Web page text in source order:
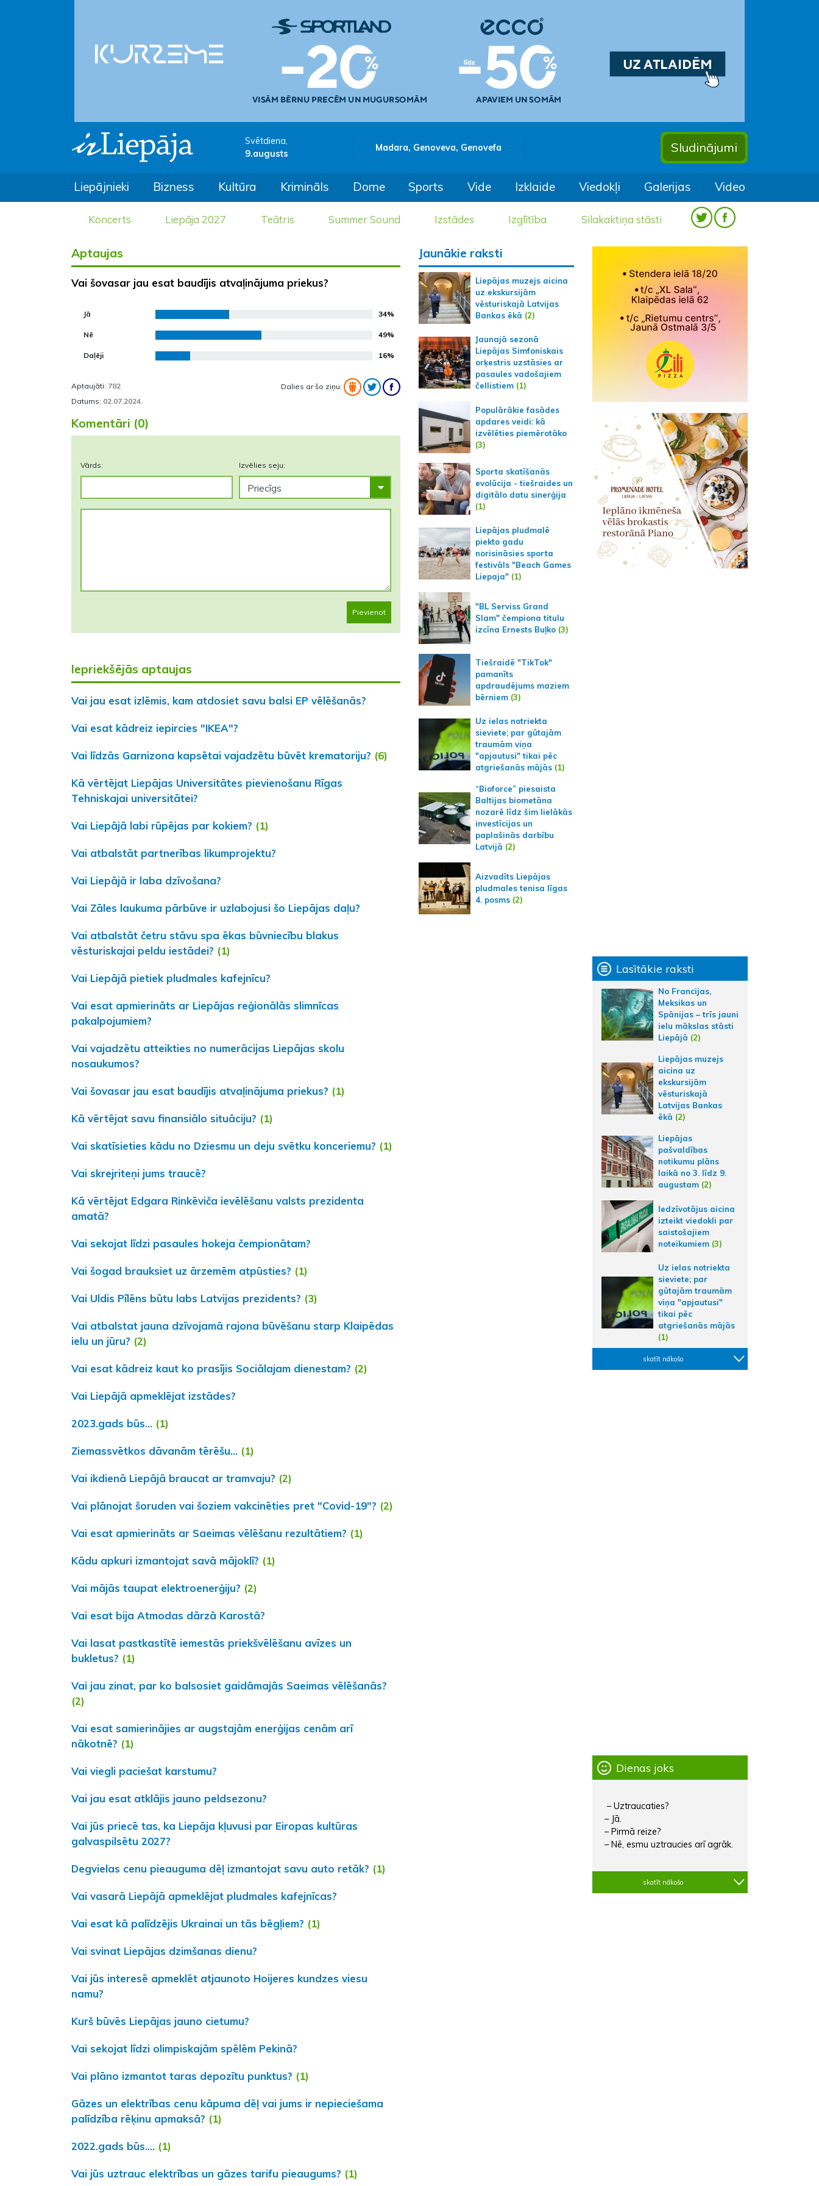
Svētdiena,
9.augusts
Madara, Genoveva, Genovefa Sludinājumi
Liepājnieki Bizness Kultūra Krimināls Dome Sports Vide Izklaide Viedokļi Galerijas Video
Koncerts Liepāja 2027 Teātris Summer Sound Izstādes Izglītība Silakaktiņa stāsti
Aptaujas
Vai šovasar jau esat baudījis atvaļinājuma priekus?
Jā 34%
Nē 49%
Daļēji 16%
Aptaujāti: 782
Dalies ar šo ziņu:
Datums: 02.07.2024.
Komentāri (0)
Vārds: Izvēlies seju:
Pievienot
Iepriekšējās aptaujas
Vai jau esat izlēmis, kam atdosiet savu balsi EP vēlēšanās?
Vai esat kādreiz iepircies "IKEA"?
Vai līdzās Garnizona kapsētai vajadzētu būvēt krematoriju? (6)
Kā vērtējat Liepājas Universitātes pievienošanu Rīgas
Tehniskajai universitātei?
Vai Liepājā labi rūpējas par kokiem? (1)
Vai atbalstāt partnerības likumprojektu?
Vai Liepājā ir laba dzīvošana?
Vai Zāles laukuma pārbūve ir uzlabojusi šo Liepājas daļu?
Vai atbalstāt četru stāvu spa ēkas būvniecību blakus
vēsturiskajai peldu iestādei? (1)
Vai Liepājā pietiek pludmales kafejnīcu?
Vai esat apmierināts ar Liepājas reģionālās slimnīcas
pakalpojumiem?
Vai vajadzētu atteikties no numerācijas Liepājas skolu
nosaukumos?
Vai šovasar jau esat baudījis atvaļinājuma priekus? (1)
Kā vērtējat savu finansiālo situāciju? (1)
Vai skatīsieties kādu no Dziesmu un deju svētku konceriemu? (1)
Vai skrejriteņi jums traucē?
Kā vērtējat Edgara Rinkēviča ievēlēšanu valsts prezidenta
amatā?
Vai sekojat līdzi pasaules hokeja čempionātam?
Vai šogad brauksiet uz ārzemēm atpūsties? (1)
Vai Uldis Pīlēns būtu labs Latvijas prezidents? (3)
Vai atbalstat jauna dzīvojamā rajona būvēšanu starp Klaipēdas
ielu un jūru? (2)
Vai esat kādreiz kaut ko prasījis Sociālajam dienestam? (2)
Vai Liepājā apmeklējat izstādes?
2023.gads būs... (1)
Ziemassvētkos dāvanām tērēšu... (1)
Vai ikdienā Liepājā braucat ar tramvaju? (2)
Vai plānojat šoruden vai šoziem vakcinēties pret "Covid-19"? (2)
Vai esat apmierināts ar Saeimas vēlēšanu rezultātiem? (1)
Kādu apkuri izmantojat savā mājoklī? (1)
Vai mājās taupat elektroenerģiju? (2)
Vai esat bija Atmodas dārzā Karostā?
Vai lasat pastkastītē iemestās priekšvēlēšanu avīzes un
bukletus? (1)
Vai jau zinat, par ko balsosiet gaidāmajās Saeimas vēlēšanās?
(2)
Vai esat samierinājies ar augstajām enerģijas cenām arī
nākotnē? (1)
Vai viegli paciešat karstumu?
Vai jau esat atklājis jauno peldsezonu?
Vai jūs priecē tas, ka Liepāja kļuvusi par Eiropas kultūras
galvaspilsētu 2027?
Degvielas cenu pieauguma dēļ izmantojat savu auto retāk? (1)
Vai vasarā Liepājā apmeklējat pludmales kafejnīcas?
Vai esat kā palīdzējis Ukrainai un tās bēgļiem? (1)
Vai svinat Liepājas dzimšanas dienu?
Vai jūs interesē apmeklēt atjaunoto Hoijeres kundzes viesu
namu?
Kurš būvēs Liepājas jauno cietumu?
Vai sekojat līdzi olimpiskajām spēlēm Pekinā?
Vai plāno izmantot taras depozītu punktus? (1)
Gāzes un elektrības cenu kāpuma dēļ vai jums ir nepieciešama
palīdzība rēķinu apmaksā? (1)
2022.gads būs.... (1)
Vai jūs uztrauc elektrības un gāzes tarifu pieaugums? (1)
Jaunākie raksti
Liepājas muzejs aicina
uz ekskursijām
vēsturiskajā Latvijas
Bankas ēkā (2)
Jaunajā sezonā
Liepājas Simfoniskais
orķestris uzstāsies ar
pasaules vadošajiem
čellistiem (1)
Populārākie fasādes
apdares veidi: kā
izvēlēties piemērotāko
(3)
Sporta skatīšanās
evolūcija - tiešraides un
digitālo datu sinerģija
(1)
Liepājas pludmalē
piekto gadu
norisināsies sporta
festivāls "Beach Games
Liepaja" (1)
"BL Serviss Grand
Slam" čempiona titulu
izcīna Ernests Buļko (3)
Tiešraidē "TikTok"
pamanīts
apdraudējums maziem
bērniem (3)
Uz ielas notriekta
sieviete; par gūtajām
traumām viņa
"apjautusi" tikai pēc
atgriešanās mājās (1)
“Bioforce” piesaista
Baltijas biometāna
nozarē līdz šim lielākās
investīcijas un
paplašinās darbību
Latvijā (2)
Aizvadīts Liepājas
pludmales tenisa līgas
4. posms (2)
Lasītākie raksti
No Francijas,
Meksikas un
Spānijas – trīs jauni
ielu mākslas stāsti
Liepājā (2)
Liepājas muzejs
aicina uz
ekskursijām
vēsturiskajā
Latvijas Bankas
ēkā (2)
Liepājas
pašvaldības
notikumu plāns
laikā no 3. līdz 9.
augustam (2)
Iedzīvotājus aicina
izteikt viedokli par
saistošajiem
noteikumiem (3)
Uz ielas notriekta
sieviete; par
gūtajām traumām
viņa "apjautusi"
tikai pēc
atgriešanās mājās
(1)
skatīt nākošo
Dienas joks
– Uztraucaties?
– Jā.
– Pirmā reize?
– Nē, esmu uztraucies arī agrāk.
skatīt nākošo